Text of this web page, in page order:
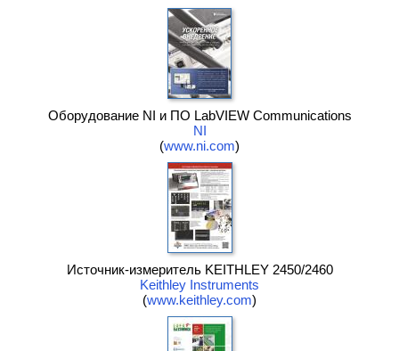
Оборудование NI и ПО LabVIEW Communications
NI
(www.ni.com)
Источник-измеритель KEITHLEY 2450/2460
Keithley Instruments
(www.keithley.com)